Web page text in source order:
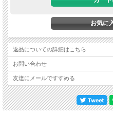
返品についての詳細はこちら
お問い合わせ
友達にメールですすめる